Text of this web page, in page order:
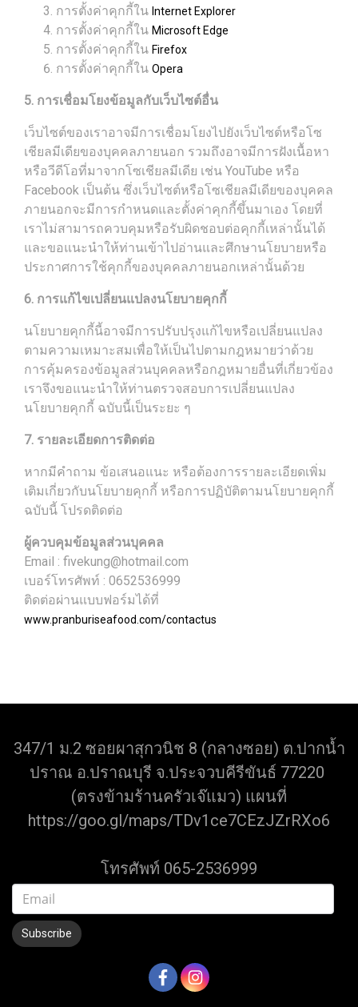
การตั้งค่าคุกกี้ใน Internet Explorer
การตั้งค่าคุกกี้ใน Microsoft Edge
การตั้งค่าคุกกี้ใน Firefox
การตั้งค่าคุกกี้ใน Opera
5. การเชื่อมโยงข้อมูลกับเว็บไซต์อื่น
เว็บไซต์ของเราอาจมีการเชื่อมโยงไปยังเว็บไซต์หรือโซ
เชียลมีเดียของบุคคลภายนอก รวมถึงอาจมีการฝังเนื้อหา
หรือวีดีโอที่มาจากโซเชียลมีเดีย เช่น YouTube หรือ
Facebook เป็นต้น ซึ่งเว็บไซต์หรือโซเชียลมีเดียของบุคคล
ภายนอกจะมีการกำหนดและตั้งค่าคุกกี้ขึ้นมาเอง โดยที่
เราไม่สามารถควบคุมหรือรับผิดชอบต่อคุกกี้เหล่านั้นได้
และขอแนะนำให้ท่านเข้าไปอ่านและศึกษานโยบายหรือ
ประกาศการใช้คุกกี้ของบุคคลภายนอกเหล่านั้นด้วย
6. การแก้ไขเปลี่ยนแปลงนโยบายคุกกี้
นโยบายคุกกี้นี้อาจมีการปรับปรุงแก้ไขหรือเปลี่ยนแปลง
ตามความเหมาะสมเพื่อให้เป็นไปตามกฎหมายว่าด้วย
การคุ้มครองข้อมูลส่วนบุคคลหรือกฎหมายอื่นที่เกี่ยวข้อง
เราจึงขอแนะนำให้ท่านตรวจสอบการเปลี่ยนแปลง
นโยบายคุกกี้ ฉบับนี้เป็นระยะ ๆ
7. รายละเอียดการติดต่อ
หากมีคำถาม ข้อเสนอแนะ หรือต้องการรายละเอียดเพิ่ม
เติมเกี่ยวกับนโยบายคุกกี้ หรือการปฏิบัติตามนโยบายคุกกี้
ฉบับนี้ โปรดติดต่อ
ผู้ควบคุมข้อมูลส่วนบุคคล
Email : fivekung@hotmail.com
เบอร์โทรศัพท์ : 0652536999
ติดต่อผ่านแบบฟอร์มได้ที่
www.pranburiseafood.com/contactus
347/1 ม.2 ซอยผาสุกวนิช 8 (กลางซอย) ต.ปากน้ำ
ปราณ อ.ปราณบุรี จ.ประจวบคีรีขันธ์ 77220
(ตรงข้ามร้านครัวเจ๊แมว) แผนที่
https://goo.gl/maps/TDv1ce7CEzJZrRXo6
โทรศัพท์ 065-2536999
Subscribe